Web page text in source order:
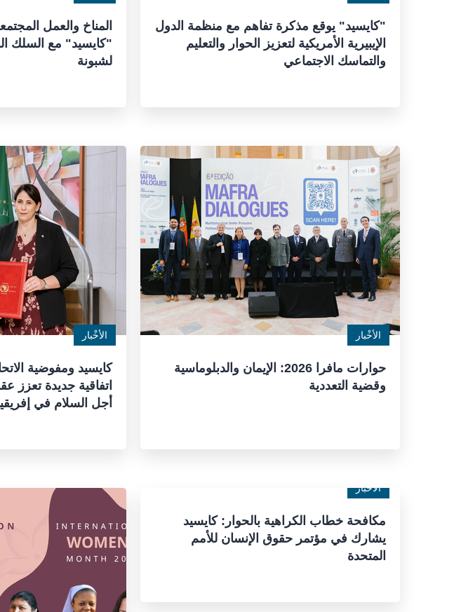
المناخ والعمل
"كايسيد" مع السلك
لشبونة
"كايسيد" يوقع مذكرة تفاهم مع منظمة الدول
الإيبيرية الأمريكية لتعزيز الحوار والتعليم
والتماسك الاجتماعي
الأخْبار
كايسيد ومفوضية
اتفاقية جديدة تعزز
أجل السلام في
الأخْبار
حوارات مافرا 2026: الإيمان والدبلوماسية
وقضية التعددية
الأخْبار
مكافحة خطاب الكراهية بالحوار: كايسيد
يشارك في مؤتمر حقوق الإنسان للأمم
المتحدة